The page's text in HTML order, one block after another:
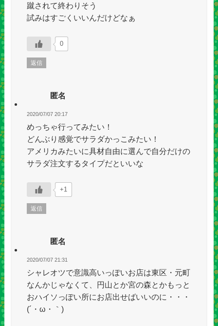
蹴されて終わりそう
試みはすごくいいんだけどなぁ
0
返信
匿名
2020/07/07 20:17
めっちゃ行ってみたい！
どんぶり感覚でサラダかっこみたい！
アメリカみたいに具材自由に選んで自分だけの
サラダ注文するタイプだといいな
+1
返信
匿名
2020/07/07 21:31
シャレオツで意識高いっぽいお店は東区・元町
なんかじゃなくて、円山とか宮の森とかもっと
おハイソっぽい所にお店出せばいいのに・・・
(´・ω・｀)